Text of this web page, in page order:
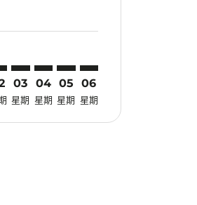
03
星期
04
星期
05
星期
06
星期